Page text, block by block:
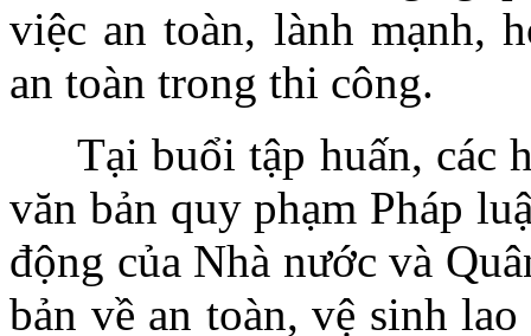
việc an toàn, lành mạnh,
an toàn trong thi công.
Tại buổi tập huấn, các
văn bản quy phạm Pháp
động của Nhà nước và
bản về an toàn, vệ sinh